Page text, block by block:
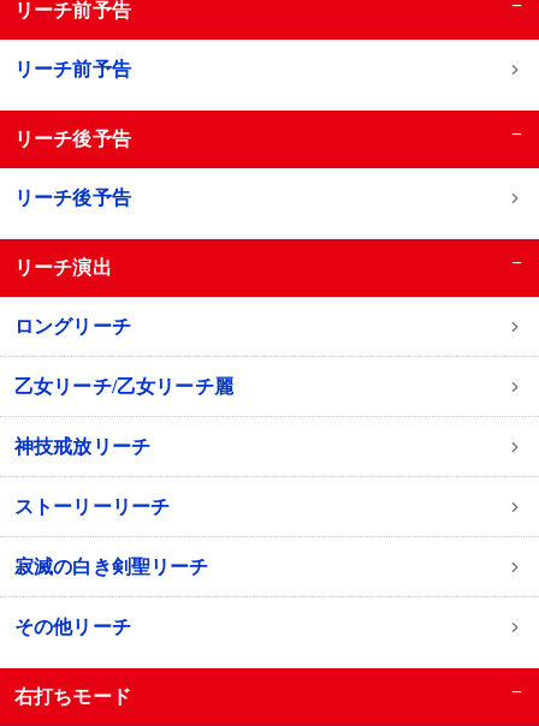
リーチ前予告 −
リーチ前予告
リーチ後予告 −
リーチ後予告
リーチ演出 −
ロングリーチ
乙女リーチ/乙女リーチ麗
神技戒放リーチ
ストーリーリーチ
寂滅の白き剣聖リーチ
その他リーチ
右打ちモード −